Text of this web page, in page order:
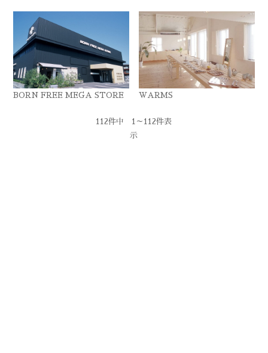
BORN FREE MEGA STORE WARMS
112件中 1～112件表
示